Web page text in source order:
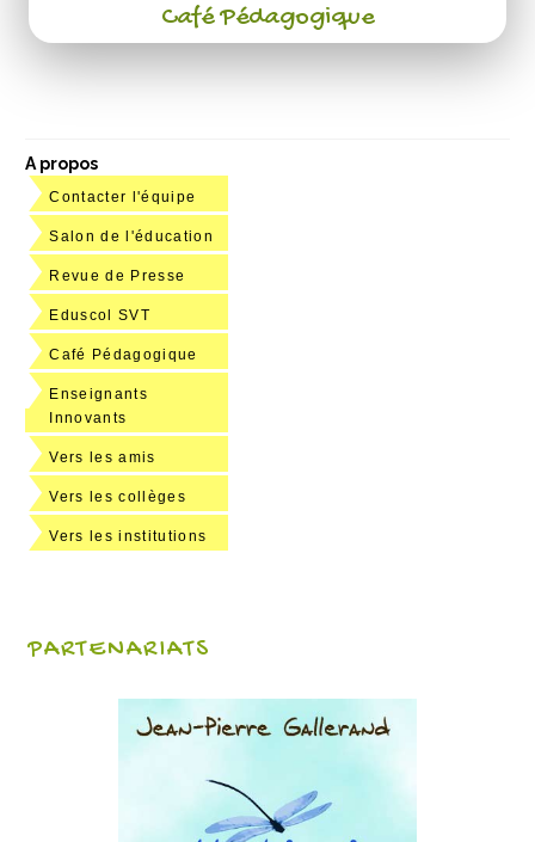
Café Pédagogique
A propos
Contacter l'équipe
Salon de l'éducation
Revue de Presse
Eduscol SVT
Café Pédagogique
Enseignants
Innovants
Vers les amis
Vers les collèges
Vers les institutions
PARTENARIATS